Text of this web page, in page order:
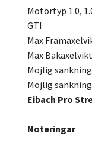
Motortyp 1.0,
GTI
Max
Max
Möjlig
Möjlig
Eibach Pro
Noteringar